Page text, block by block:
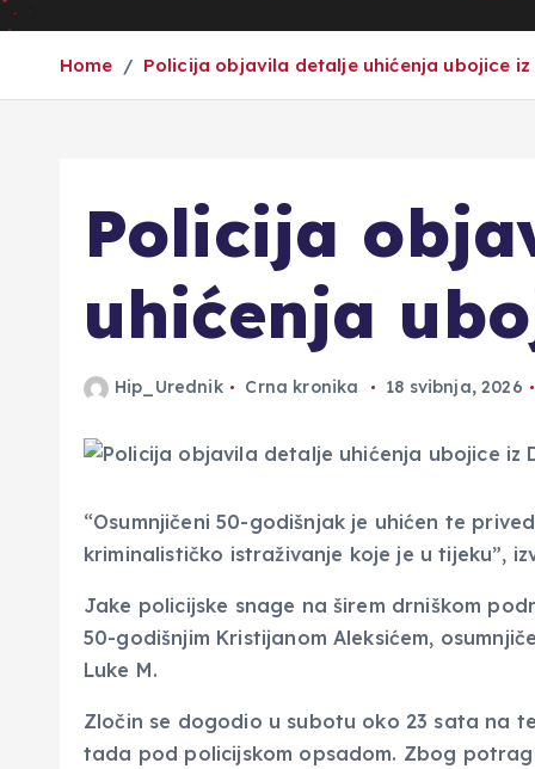
Home Policija objavila detalje uhićenja ubojice iz
Policija
uhićenja
Hip_Urednik Crna kronika 18 svibnja, 2026
“Osumnjičeni 50-godišnjak je uhićen te
kriminalističko istraživanje koje je u tijeku”,
Jake policijske snage na širem drniškom
50-godišnjim Kristijanom Aleksićem,
Luke M.
Zločin se dogodio u subotu oko 23 sata na
tada pod policijskom opsadom. Zbog